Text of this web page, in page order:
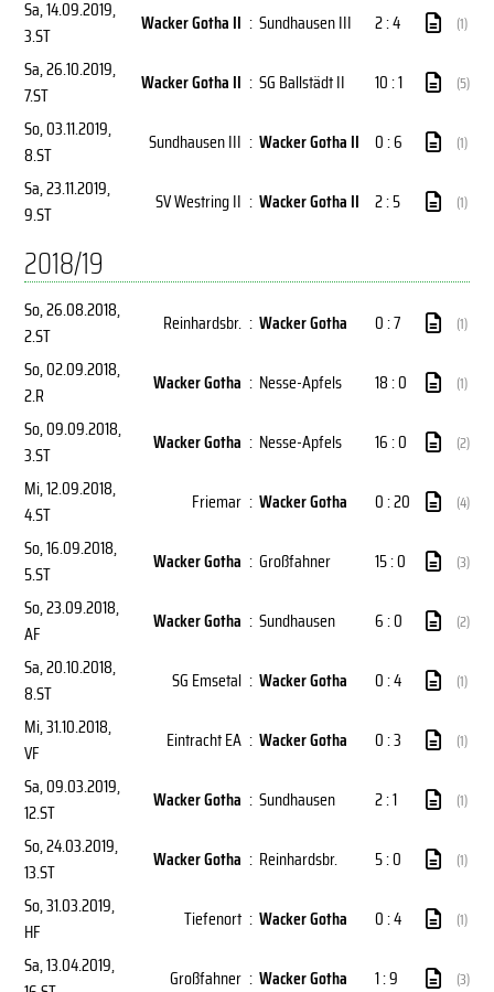
Sa, 14.09.2019,
3.ST
Wacker Gotha II : Sundhausen III 2 : 4 (1)
Sa, 26.10.2019,
7.ST
Wacker Gotha II : SG Ballstädt II 10 : 1 (5)
So, 03.11.2019,
8.ST
Sundhausen III : Wacker Gotha II 0 : 6 (1)
Sa, 23.11.2019,
9.ST
SV Westring II : Wacker Gotha II 2 : 5 (1)
2018/19
So, 26.08.2018,
2.ST
Reinhardsbr. : Wacker Gotha 0 : 7 (1)
So, 02.09.2018,
2.R
Wacker Gotha : Nesse-Apfels 18 : 0 (1)
So, 09.09.2018,
3.ST
Wacker Gotha : Nesse-Apfels 16 : 0 (2)
Mi, 12.09.2018,
4.ST
Friemar : Wacker Gotha 0 : 20 (4)
So, 16.09.2018,
5.ST
Wacker Gotha : Großfahner 15 : 0 (3)
So, 23.09.2018,
AF
Wacker Gotha : Sundhausen 6 : 0 (2)
Sa, 20.10.2018,
8.ST
SG Emsetal : Wacker Gotha 0 : 4 (1)
Mi, 31.10.2018,
VF
Eintracht EA : Wacker Gotha 0 : 3 (1)
Sa, 09.03.2019,
12.ST
Wacker Gotha : Sundhausen 2 : 1 (1)
So, 24.03.2019,
13.ST
Wacker Gotha : Reinhardsbr. 5 : 0 (1)
So, 31.03.2019,
HF
Tiefenort : Wacker Gotha 0 : 4 (1)
Sa, 13.04.2019,
Großfahner : Wacker Gotha 1 : 9 (3)